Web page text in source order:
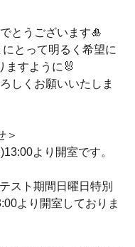
とうございます🎍
とって明るく希望に
ますように🐰
しくお願いいたしま
＞
より開室です。
スト期間日曜日特別
より開室しておりま